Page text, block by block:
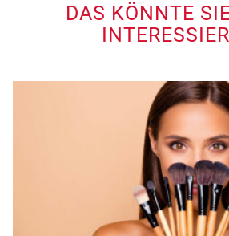
DAS KÖNNTE